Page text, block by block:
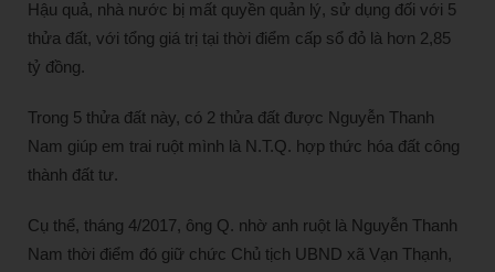
Hậu quả, nhà nước bị mất quyền quản lý, sử dụng đối với 5
thửa đất, với tổng giá trị tại thời điểm cấp sổ đỏ là hơn 2,85
tỷ đồng.
Trong 5 thửa đất này, có 2 thửa đất được Nguyễn Thanh
Nam giúp em trai ruột mình là N.T.Q. hợp thức hóa đất công
thành đất tư.
Cụ thể, tháng 4/2017, ông Q. nhờ anh ruột là Nguyễn Thanh
Nam thời điểm đó giữ chức Chủ tịch UBND xã Vạn Thạnh,